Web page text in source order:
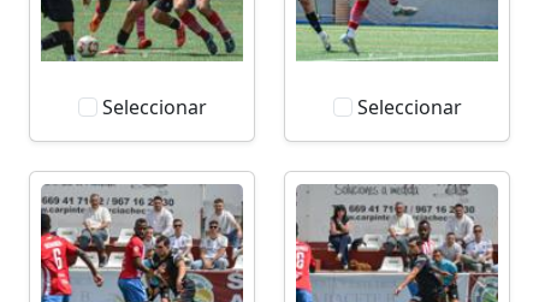
Seleccionar Seleccionar